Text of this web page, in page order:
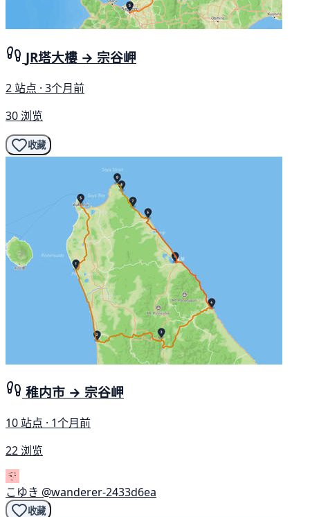
JR塔大樓 → 宗谷岬
2 站点 · 3个月前
30 浏览
收藏
稚内市 → 宗谷岬
10 站点 · 1个月前
22 浏览
こゆき @wanderer-2433d6ea
收藏